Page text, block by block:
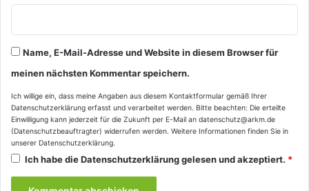
Name, E-Mail-Adresse und Website in diesem Browser für
meinen nächsten Kommentar speichern.
Ich willige ein, dass meine Angaben aus diesem Kontaktformular gemäß Ihrer
Datenschutzerklärung erfasst und verarbeitet werden. Bitte beachten: Die erteilte
Einwilligung kann jederzeit für die Zukunft per E-Mail an datenschutz@arkm.de
(Datenschutzbeauftragter) widerrufen werden. Weitere Informationen finden Sie in
unserer Datenschutzerklärung.
Ich habe dieDatenschutzerklärunggelesen und akzeptiert. *